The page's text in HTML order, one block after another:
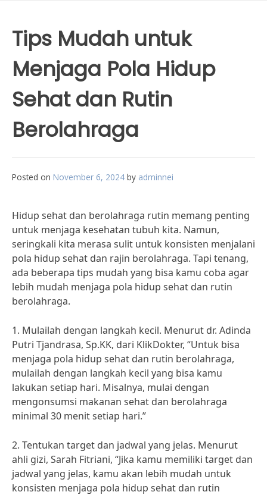
Tips Mudah untuk
Menjaga Pola Hidup
Sehat dan Rutin
Berolahraga
Posted on November 6, 2024 by adminnei
Hidup sehat dan berolahraga rutin memang penting
untuk menjaga kesehatan tubuh kita. Namun,
seringkali kita merasa sulit untuk konsisten menjalani
pola hidup sehat dan rajin berolahraga. Tapi tenang,
ada beberapa tips mudah yang bisa kamu coba agar
lebih mudah menjaga pola hidup sehat dan rutin
berolahraga.
1. Mulailah dengan langkah kecil. Menurut dr. Adinda
Putri Tjandrasa, Sp.KK, dari KlikDokter, “Untuk bisa
menjaga pola hidup sehat dan rutin berolahraga,
mulailah dengan langkah kecil yang bisa kamu
lakukan setiap hari. Misalnya, mulai dengan
mengonsumsi makanan sehat dan berolahraga
minimal 30 menit setiap hari.”
2. Tentukan target dan jadwal yang jelas. Menurut
ahli gizi, Sarah Fitriani, “Jika kamu memiliki target dan
jadwal yang jelas, kamu akan lebih mudah untuk
konsisten menjaga pola hidup sehat dan rutin